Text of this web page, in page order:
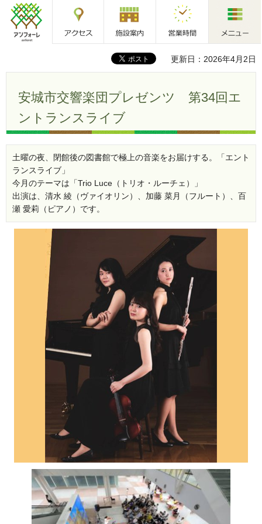
アンフォーレ 施設案内 営業時間
更新日：2026年4月2日
安城市交響楽団プレゼンツ 第34回エ
ントランスライブ
土曜の夜、閉館後の図書館で極上の音楽をお届けする。「エント
ランスライブ」
今月のテーマは「Trio Luce（トリオ・ルーチェ）」
出演は、清水 綾（ヴァイオリン）、加藤 菜月（フルート）、百
瀬 愛莉（ピアノ）です。